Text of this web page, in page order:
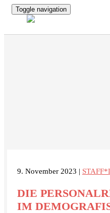
Toggle navigation
9. November 2023 |
DIE
IM